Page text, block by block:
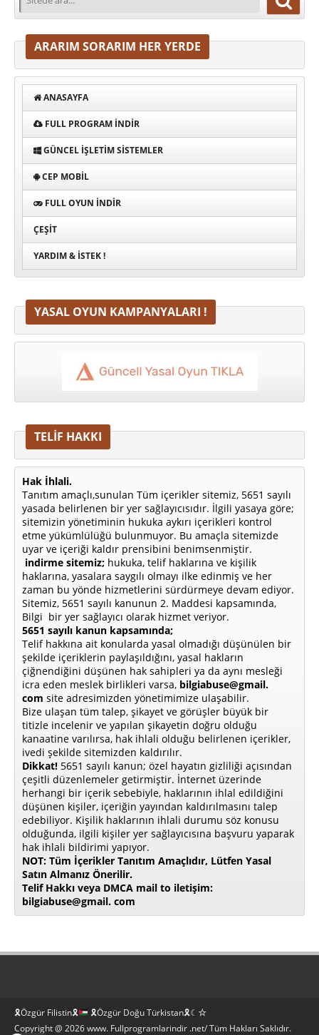
ARARIM SORARIM HER YERDE
ANASAYFA
FULL PROGRAM INDIR
GÜNCEL İŞLETIM SISTEMLER
CEP MOBIL
FULL OYUN İNDIR
ÇEŞIT
YARDIM & İSTEK !
YASAL OYUN KAMPANYALARI !
TELİF HAKKI
Hak İhlali.
Tanıtım amaçlı,sunulan Tüm içerikler sitemiz, 5651 sayılı
yasada belirlenen bir yer sağlayıcısıdır. İlgili yasaya göre;
sitemizin yönetiminin hukuka aykırı içerikleri kontrol
etme yükümlülüğü bulunmuyor. Bu amaçla sitemizde
uyar ve içeriği kaldır prensibini benimsenmiştir.
indirme sitemiz; hukuka, telif haklarına ve kişilik
haklarına, yasalara saygılı olmayı ilke edinmiş ve her
zaman bu yönde hizmetlerini sürdürmeye devam ediyor.
Sitemiz, 5651 sayılı kanunun 2. Maddesi kapsamında,
Bilgi bir yer sağlayıcı olarak hizmet veriyor.
5651 sayılı kanun kapsamında;
Telif hakkına ait konularda yasal olmadığı düşünülen bir
şekilde içeriklerin paylaşıldığını, yasal hakların
çiğnendiğini düşünen hak sahipleri ya da aynı mesleği
icra eden meslek birlikleri varsa, bilgiabuse@gmail.
com site adresimizden yönetimimize ulaşabilir.
Bize ulaşan tüm talep, şikayet ve görüşler büyük bir
titizle incelenir ve yapılan şikayetin doğru olduğu
kanaatine varılırsa, hak ihlali olduğu belirlenen içerikler,
ivedi şekilde sitemizden kaldırılır.
Dikkat! 5651 sayılı kanun; özel hayatın gizliliği açısından
çeşitli düzenlemeler getirmiştir. İnternet üzerinde
herhangi bir içerik sebebiyle, haklarının ihlal edildiğini
düşünen kişiler, içeriğin yayından kaldırılmasını talep
edebiliyor. Kişilik haklarının ihlali durumu söz konusu
olduğunda, ilgili kişiler yer sağlayıcısına başvuru yaparak
hak ihlali bildirimi yapıyor.
NOT: Tüm İçerikler Tanıtım Amaçlıdır, Lütfen Yasal
Satın Almanız Önerilir.
Telif Hakkı veya DMCA mail to iletişim:
bilgiabuse@gmail. com
🎗Özgür Filistin🎗
🎗Özgür Doğu Türkistan🎗☾☆
Copyright @ 2026 www. Fullprogramlarindir .net/ Tüm Hakları Saklıdır.